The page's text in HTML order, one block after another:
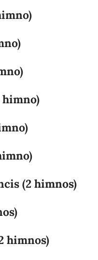
himno)
(2 himnos)
himnos)